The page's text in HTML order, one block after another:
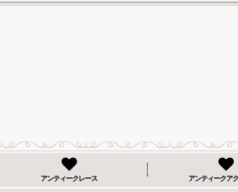
アンティークレース アンティークア